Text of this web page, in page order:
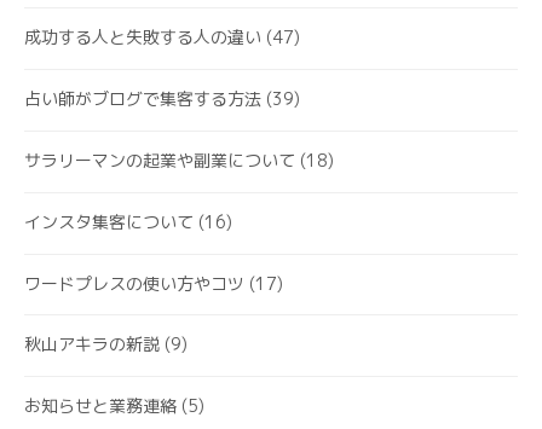
成功する人と失敗する人の違い (47)
占い師がブログで集客する方法 (39)
サラリーマンの起業や副業について (18)
インスタ集客について (16)
ワードプレスの使い方やコツ (17)
秋山アキラの新説 (9)
お知らせと業務連絡 (5)